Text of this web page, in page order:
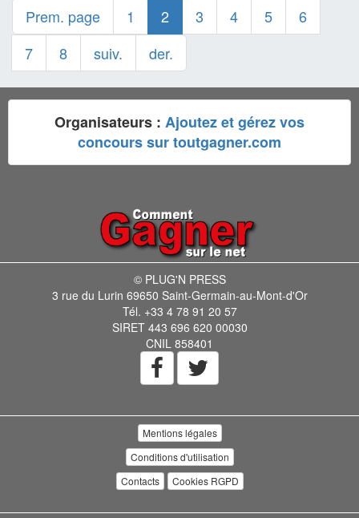
Prem. page 1 2 3 4 5
6
7
8 suiv. der.
Organisateurs : Ajoutez et gérez vos
concours sur toutgagner.com
© PLUG'N PRESS
3 rue du Lurin 69650 Saint-Germain-au-Mont-d'Or
Tél. +33 4 78 91 20 57
SIRET 443 696 620 00030
CNIL 858401
Mentions légales
Conditions d'utilisation
Contacts
Cookies RGPD